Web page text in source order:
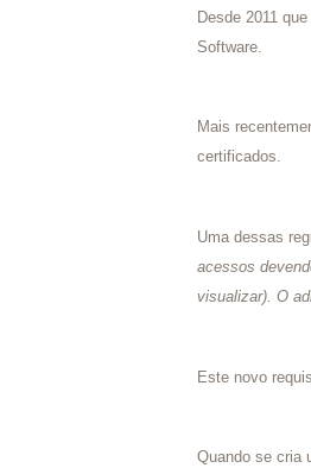
Desde 2011
Software.
Mais
certificados.
Uma dessas
acessos
visualizar). O
Este novo
Quando se cria